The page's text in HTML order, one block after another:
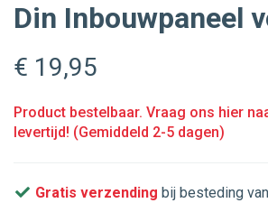
Din Inbouwpaneel
€ 19,95
Product bestelbaar. Vraag ons hier
levertijd! (Gemiddeld 2-5 dagen)
Gratis verzending bij besteding